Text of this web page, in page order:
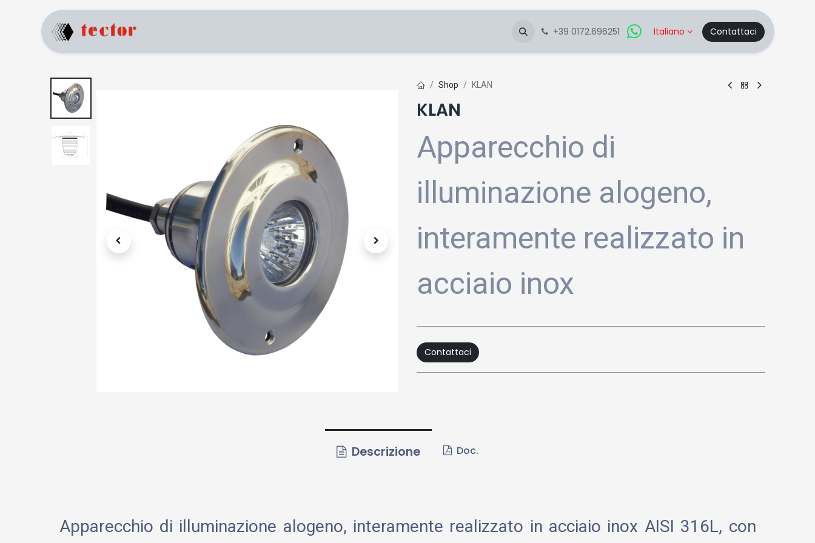
Downloads +39 0172.696251 Italiano Contattaci
Shop KLAN
KLAN
Apparecchio di
illuminazione alogeno,
interamente realizzato in
acciaio inox
Contattaci
Descrizione Doc.
Apparecchio di illuminazione alogeno, interamente realizzato in acciaio inox AISI 316L, con